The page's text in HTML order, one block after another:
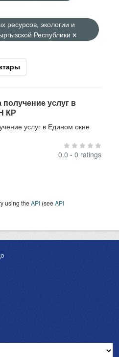
ресурсов, экологии и
Республики
услуг в
КР
услуг в Едином окне
0.0 - 0 ratings
using theAPI (seeAPI